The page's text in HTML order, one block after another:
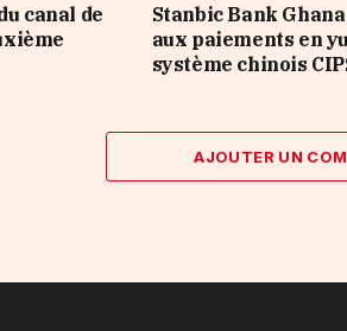
canal de
Stanbic Bank
aux paiements en
système chinois
AJOUTER UN